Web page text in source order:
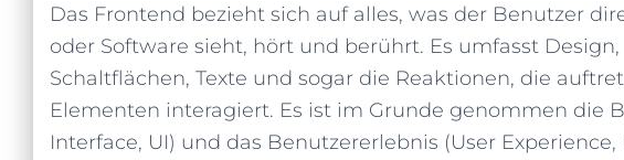
Das Frontend bezieht sich auf alles, was der Benutzer
oder Software sieht, hört und berührt. Es umfasst
Schaltflächen, Texte und sogar die Reaktionen, die
Elementen interagiert. Es ist im Grunde genommen die
Interface, UI) und das Benutzererlebnis (User